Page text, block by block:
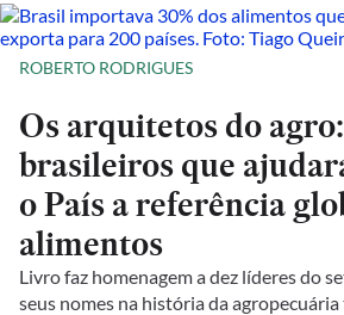
ROBERTO RODRIGUES
Os arquitetos do
brasileiros que
o País a referência
alimentos
Livro faz homenagem a dez líderes do
seus nomes na história da